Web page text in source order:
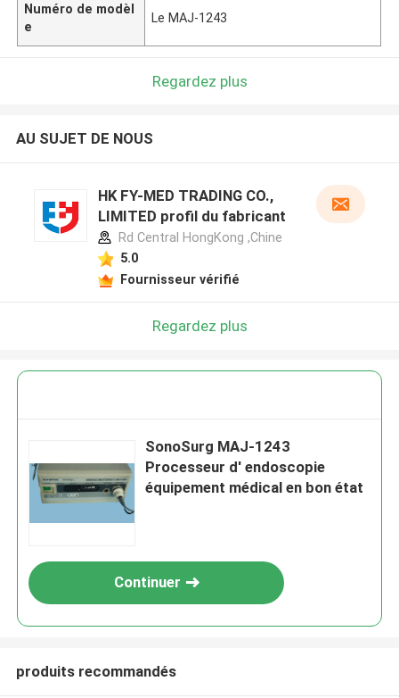
Numéro de modèl
e
Le MAJ-1243
Regardez plus
AU SUJET DE NOUS
HK FY-MED TRADING CO.,
LIMITED profil du fabricant
Rd Central HongKong ,Chine
5.0
Fournisseur vérifié
Regardez plus
SonoSurg MAJ-1243
Processeur d' endoscopie
équipement médical en bon état
Continuer
produits recommandés